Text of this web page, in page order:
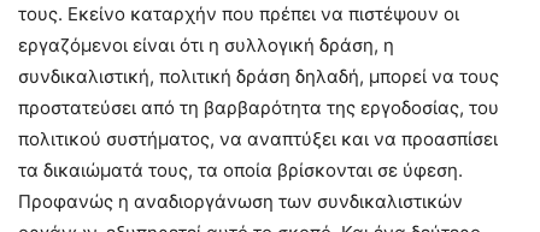
τους. Εκείνο καταρχήν που πρέπει να πιστέψουν οι
εργαζόμενοι είναι ότι η συλλογική δράση, η
συνδικαλιστική, πολιτική δράση δηλαδή, μπορεί να τους
προστατεύσει από τη βαρβαρότητα της εργοδοσίας, του
πολιτικού συστήματος, να αναπτύξει και να προασπίσει
τα δικαιώματά τους, τα οποία βρίσκονται σε ύφεση.
Προφανώς η αναδιοργάνωση των συνδικαλιστικών